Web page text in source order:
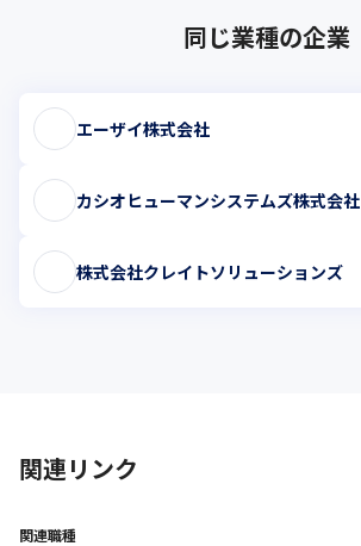
同じ業種の企業
エーザイ株式会社
カシオヒューマンシステムズ株式会社
株式会社クレイトソリューションズ
関連リンク
関連職種